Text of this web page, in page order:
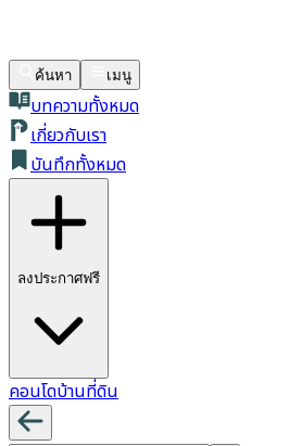
ค้นหา เมนู
บทความทั้งหมด
เกี่ยวกับเรา
บันทึกทั้งหมด
ลงประกาศฟรี
คอนโดบ้านที่ดิน